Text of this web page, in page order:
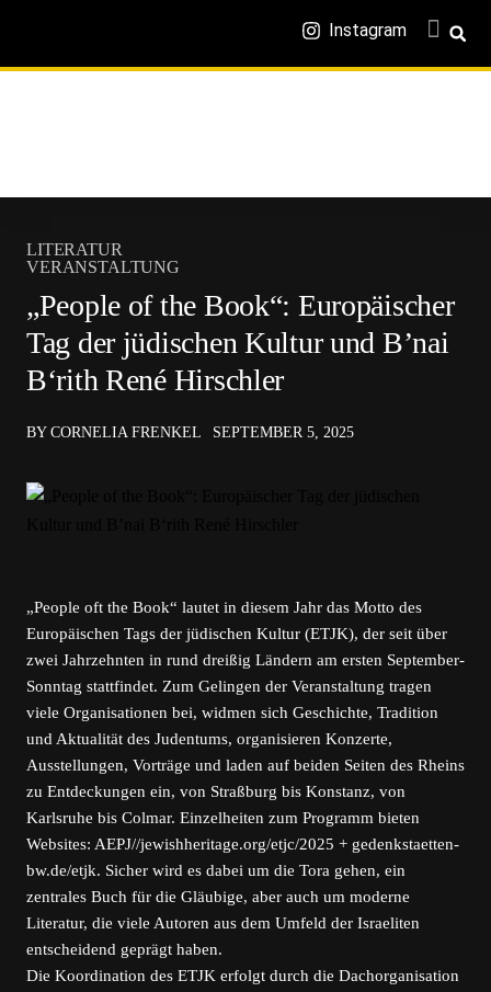
Instagram
LITERATUR
VERANSTALTUNG
„People of the Book“: Europäischer
Tag der jüdischen Kultur und B’nai
B‘rith René Hirschler
BY CORNELIA FRENKEL SEPTEMBER 5, 2025
„People oft the Book“ lautet in diesem Jahr das Motto des
Europäischen Tags der jüdischen Kultur (ETJK), der seit über
zwei Jahrzehnten in rund dreißig Ländern am ersten September-
Sonntag stattfindet. Zum Gelingen der Veranstaltung tragen
viele Organisationen bei, widmen sich Geschichte, Tradition
und Aktualität des Judentums, organisieren Konzerte,
Ausstellungen, Vorträge und laden auf beiden Seiten des Rheins
zu Entdeckungen ein, von Straßburg bis Konstanz, von
Karlsruhe bis Colmar. Einzelheiten zum Programm bieten
Websites: AEPJ//jewishheritage.org/etjc/2025 + gedenkstaetten-
bw.de/etjk. Sicher wird es dabei um die Tora gehen, ein
zentrales Buch für die Gläubige, aber auch um moderne
Literatur, die viele Autoren aus dem Umfeld der Israeliten
entscheidend geprägt haben.
Die Koordination des ETJK erfolgt durch die Dachorganisation